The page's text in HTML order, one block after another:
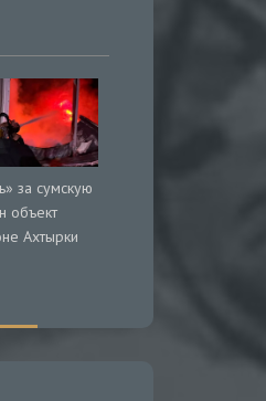
за сумскую
объект
Ахтырки